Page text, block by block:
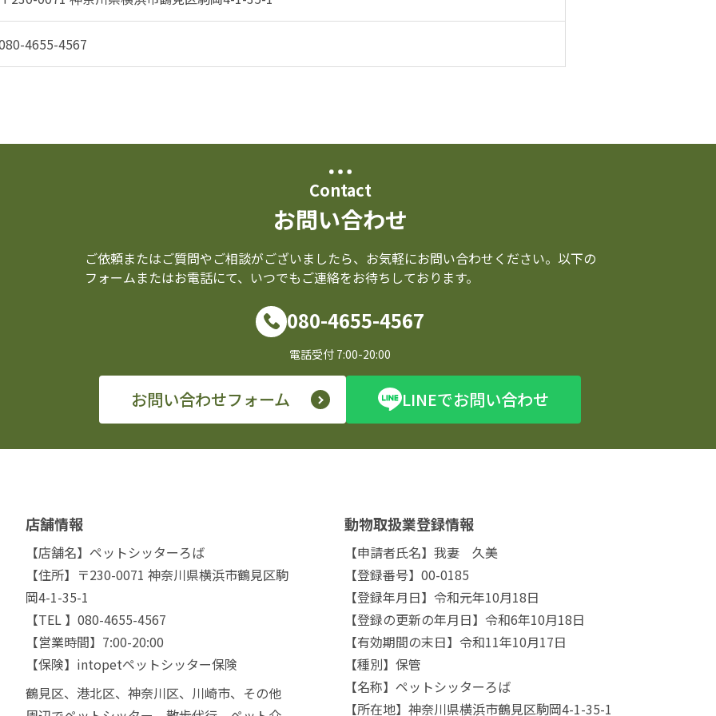
4655-4567
Contact
お問い合わせ
ご依頼またはご質問やご相談がございましたら、お気軽にお問い合わせください。以下の
フォームまたはお電話にて、いつでもご連絡をお待ちしております。
080-4655-4567
電話受付 7:00-20:00
お問い合わせフォーム LINEでお問い合わせ
店舗情報
【店舗名】ペットシッターろば
【住所】〒230-0071 神奈川県横浜市鶴見区駒
岡4-1-35-1
【TEL 】080-4655-4567
【営業時間】7:00-20:00
【保険】intopetペットシッター保険
鶴見区、港北区、神奈川区、川崎市、その他
動物取扱業登録情報
【申請者氏名】我妻 久美
【登録番号】00-0185
【登録年月日】令和元年10月18日
【登録の更新の年月日】令和6年10月18日
【有効期間の末日】令和11年10月17日
【種別】保管
【名称】ペットシッターろば
【所在地】神奈川県横浜市鶴見区駒岡4-1-35-1